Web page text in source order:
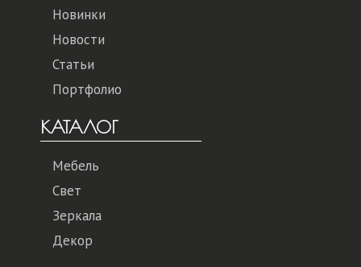
Новинки
Новости
Статьи
Портфолио
КАТАЛОГ
Мебель
Свет
Зеркала
Декор